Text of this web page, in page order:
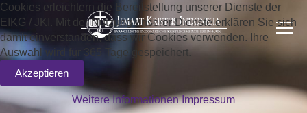
Cookies erleichtern die Bereitstellung unserer Dienste der
EIKG / JKI. Mit der Nutzung unserer Dienste erklären Sie sich
damit einverstanden, dass wir Cookies verwenden. Ihre
Auswahl wird für 365 Tage gespeichert.
Akzeptieren
Weitere Informationen Impressum